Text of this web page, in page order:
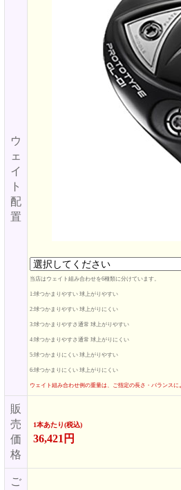
ウ
ェ
イ
ト
配
置
当店はウェイト組み合わせを6種類に分けています。
1:球つかまりやすい 球上がりやすい
2:球つかまりやすい 球上がりにくい
3:球つかまりやすさ通常 球上がりやすい
4:球つかまりやすさ通常 球上がりにくい
5:球つかまりにくい 球上がりやすい
6:球つかまりにくい 球上がりにくい
ウェイト組み合わせ例の重量は、ご指定の長さ・バランス
販
売
価
格
1本あたり(税込)
36,421円
ご